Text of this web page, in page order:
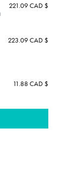
221.09 CAD $
223.09 CAD $
11.88 CAD $